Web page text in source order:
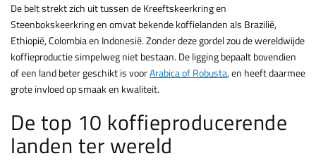
De belt strekt zich uit tussen de Kreeftskeerkring en
Steenbokskeerkring en omvat bekende koffielanden als Brazilië,
Ethiopië, Colombia en Indonesië. Zonder deze gordel zou de wereldwijde
koffieproductie simpelweg niet bestaan. De ligging bepaalt bovendien
of een land beter geschikt is voorArabica of Robusta, en heeft daarmee
grote invloed op smaak en kwaliteit.
De top 10 koffieproducerende
landen ter wereld